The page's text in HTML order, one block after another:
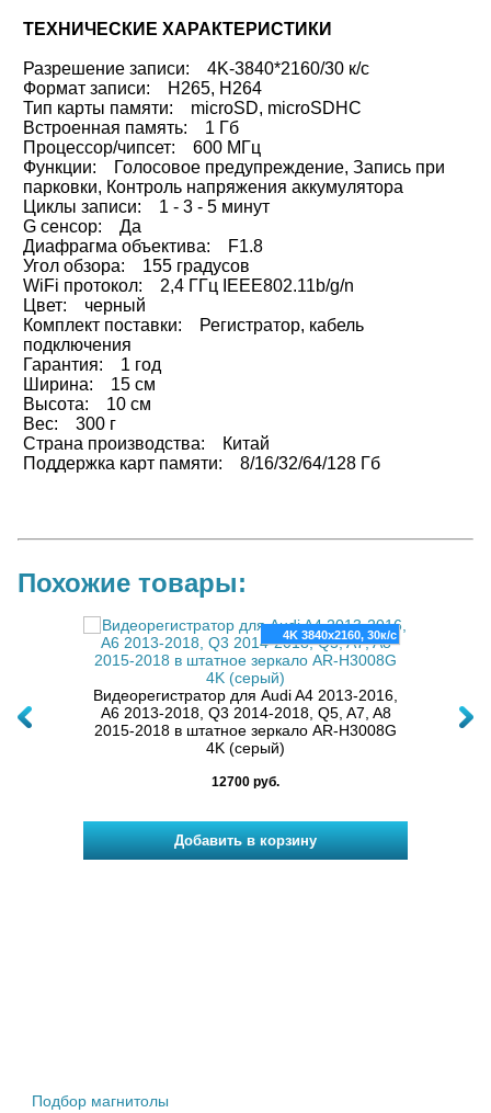
ТЕХНИЧЕСКИЕ ХАРАКТЕРИСТИКИ
Разрешение записи: 4K-3840*2160/30 к/с
Формат записи: H265, H264
Тип карты памяти: microSD, microSDHC
Встроенная память: 1 Гб
Процессор/чипсет: 600 МГц
Функции: Голосовое предупреждение, Запись при
парковки, Контроль напряжения аккумулятора
Циклы записи: 1 - 3 - 5 минут
G сенсор: Да
Диафрагма объектива: F1.8
Угол обзора: 155 градусов
WiFi протокол: 2,4 ГГц IEEE802.11b/g/n
Цвет: черный
Комплект поставки: Регистратор, кабель
подключения
Гарантия: 1 год
Ширина: 15 см
Высота: 10 см
Вес: 300 г
Страна производства: Китай
Поддержка карт памяти: 8/16/32/64/128 Гб
Похожие товары:
S5,
4K 3840x2160, 30к/с
Видеорегистратор для Audi A4 2013-2016,
A6 2013-2018, Q3 2014-2018, Q5, A7, A8
2015-2018 в штатное зеркало AR-H3008G
4K (серый)
12700 руб.
A5,
Подбор магнитолы